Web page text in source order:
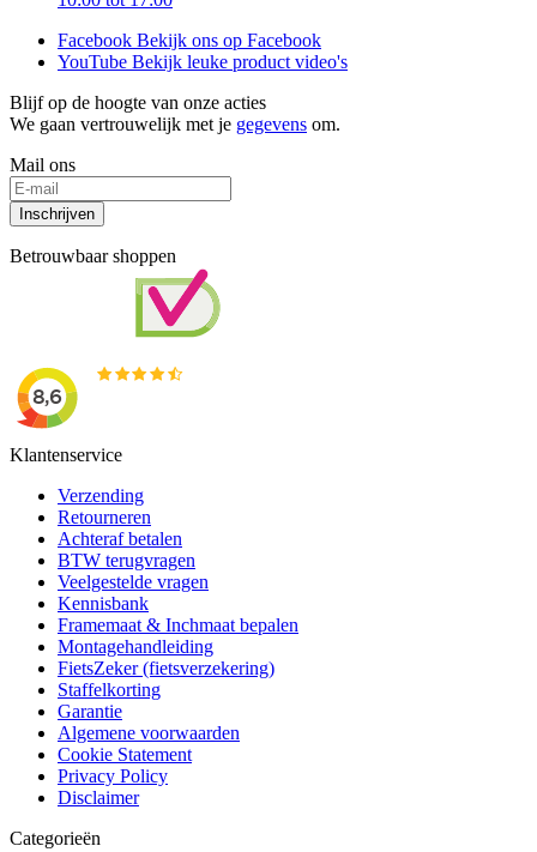
Facebook Bekijk ons op Facebook
YouTube Bekijk leuke product video's
Blijf op de hoogte van onze acties
We gaan vertrouwelijk met je gegevens om.
Mail ons
Inschrijven
Betrouwbaar shoppen
Klantenservice
Verzending
Retourneren
Achteraf betalen
BTW terugvragen
Veelgestelde vragen
Kennisbank
Framemaat & Inchmaat bepalen
Montagehandleiding
FietsZeker (fietsverzekering)
Staffelkorting
Garantie
Algemene voorwaarden
Cookie Statement
Privacy Policy
Disclaimer
Categorieën